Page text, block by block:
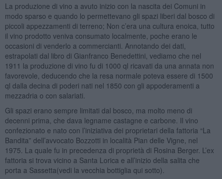
La produzione di vino a avuto inizio con la nascita dei Comuni in
modo sparso e quando lo permettevano gli spazi liberi dal bosco di
piccoli appezzamenti di terreno; Non c’era una cultura enoica, tutto
il vino prodotto veniva consumato localmente, poche erano le
occasioni di venderlo a commercianti. Annotando dei dati,
estrapolati dal libro di Gianfranco Benedettini, vediamo che nel
1911 la produzione di vino fu di 1000 ql ricavati da una annata non
favorevole, deducendo che la resa normale poteva essere di 1500
ql dalla decina di poderi nati nel 1850 con gli appoderamenti a
mezzadria o con salariati.
Gli spazi erano sempre limitati dal bosco, ma molto meno di
decenni prima, che dava legname castagne e carbone. Il vino
confezionato e nato con l’iniziativa dei proprietari della fattoria “La
Bandita” dell’avvocato Bozzotti in località Pian delle Vigne, nel
1975. La quale fu in precedenza di proprietà di Rosina Berger. L’ex
fattoria si trova vicino a Santa Lorica e all’inizio della salita che
porta a Sassetta(vedi la vecchia bottiglia qui sotto).